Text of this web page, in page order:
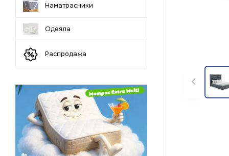
Наматрасники
Одеяла
Распродажа